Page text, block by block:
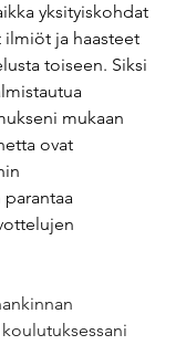
yksityiskohdat
ilmiöt ja haasteet
toiseen. Siksi
mukaan
ovat